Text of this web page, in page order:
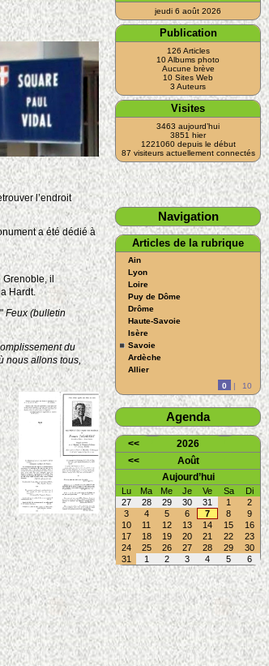
l’endroit
a été dédié à
il
Hardt.
Feux (bulletin
du
nous allons tous,
jeudi 6 août 2026
Publication
126 Articles
10 Albums photo
Aucune brève
10 Sites Web
3 Auteurs
Visites
3463 aujourd’hui
3851 hier
1221060 depuis le début
87 visiteurs actuellement connectés
Navigation
Articles de la rubrique
Ain
Lyon
Loire
Puy de Dôme
Drôme
Haute-Savoie
Isère
Savoie
Ardèche
Allier
0
| 10
Agenda
<<
2026
<<
Août
Aujourd’hui
Lu Ma Me Je Ve Sa
Di
27
28 29 30 31 1
2
3
4 5 6 7 8
9
10
11 12 13 14 15
16
17
18 19 20 21 22
23
24
25 26 27 28 29
30
31
1 2 3 4 5 6